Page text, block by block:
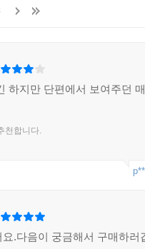
하지만 단편에서 보여주던
천합니다.
.다음이 궁금해서 구매하러